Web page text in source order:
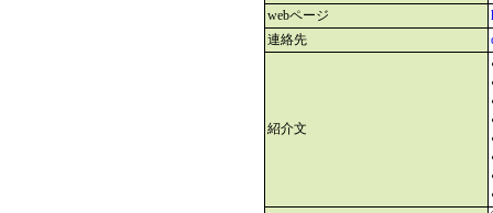
webページ
連絡先
紹介文